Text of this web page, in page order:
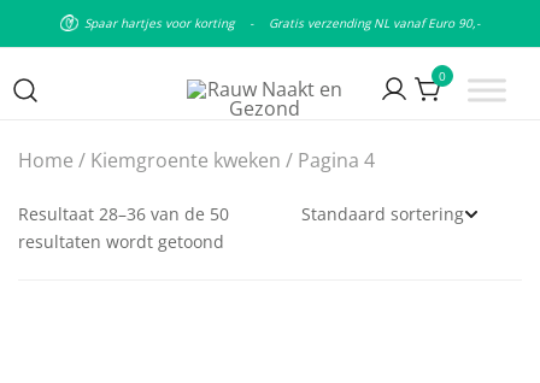
Spaar hartjes voor korting - Gratis verzending NL vanaf Euro 90,-
Rauw Naakt en Gezond
leefstijl
0
Home / Kiemgroente kweken / Pagina 4
Resultaat 28–36 van de 50
resultaten wordt getoond